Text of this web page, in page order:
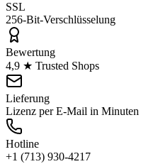
SSL
256-Bit-Verschlüsselung
Bewertung
4,9 ★ Trusted Shops
Lieferung
Lizenz per E-Mail in Minuten
Hotline
+1 (713) 930-4217